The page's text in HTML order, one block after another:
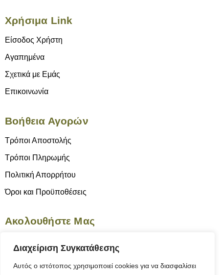
Διαχείριση Συγκατάθεσης
Αυτός ο ιστότοπος χρησιμοποιεί cookies για να διασφαλίσει
Χρήσιμα Link
Είσοδος Χρήστη
Αγαπημένα
Σχετικά με Εμάς
Επικοινωνία
Βοήθεια Αγορών
Τρόποι Αποστολής
Τρόποι Πληρωμής
Πολιτική Απορρήτου
Όροι και Προϋποθέσεις
Ακολουθήστε Μας